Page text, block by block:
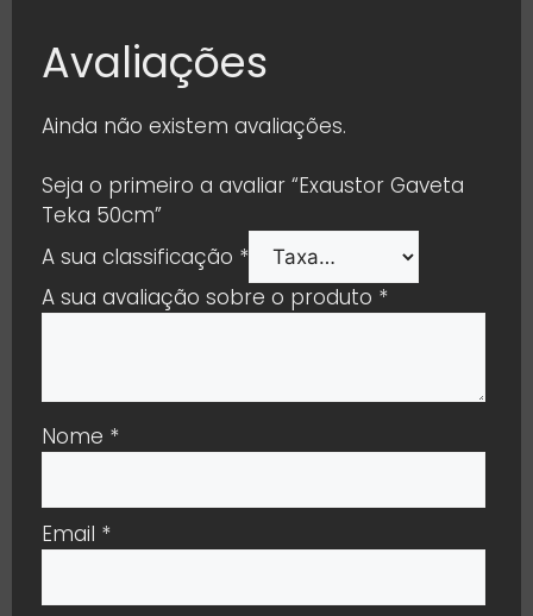
Avaliações
Ainda não existem avaliações.
Seja o primeiro a avaliar “Exaustor Gaveta
Teka 50cm”
A sua classificação *
A sua avaliação sobre o produto *
Nome *
Email *